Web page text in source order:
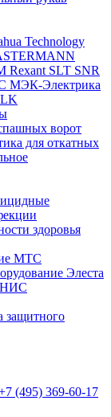
Technology
Rexant SLT SNR
МЭК-Электрика
ворот
для откатных
здоровья
МТС
Элеста
защитного
(495) 369-60-17